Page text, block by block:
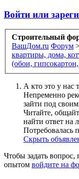
Войти или
Строительный
ВашДом.ru Форум
квартиры, дома,
(обои,
А кто это у нас
Непременно
зайти под
Читайте,
найти ответ на
Потребовалась
Скрыть
Чтобы задать вопрос,
опытом войдите на